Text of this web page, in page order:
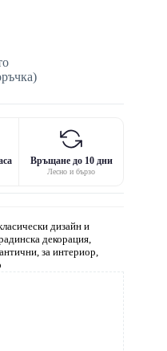
Връщане до 10 дни
Лесно и бързо
дизайн и
декорация,
за интериор,